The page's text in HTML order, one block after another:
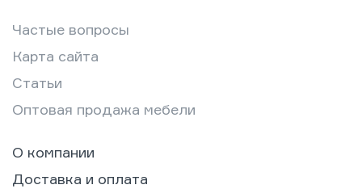
Частые вопросы
Карта сайта
Статьи
Оптовая продажа мебели
О компании
Доставка и оплата